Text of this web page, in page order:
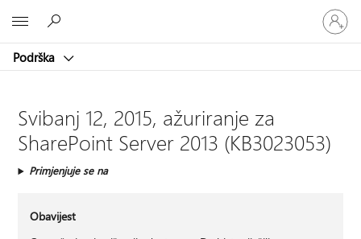
Podrška
Prijavite
se
u
račun
Svibanj 12, 2015, ažuriranje za
SharePoint Server 2013 (KB3023053)
Primjenjuje se na
Obavijest